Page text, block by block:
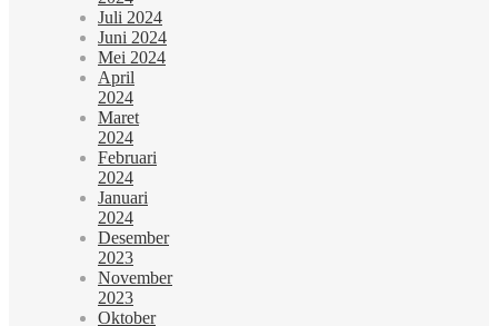
Juli 2024
Juni 2024
Mei 2024
April
2024
Maret
2024
Februari
2024
Januari
2024
Desember
2023
November
2023
Oktober